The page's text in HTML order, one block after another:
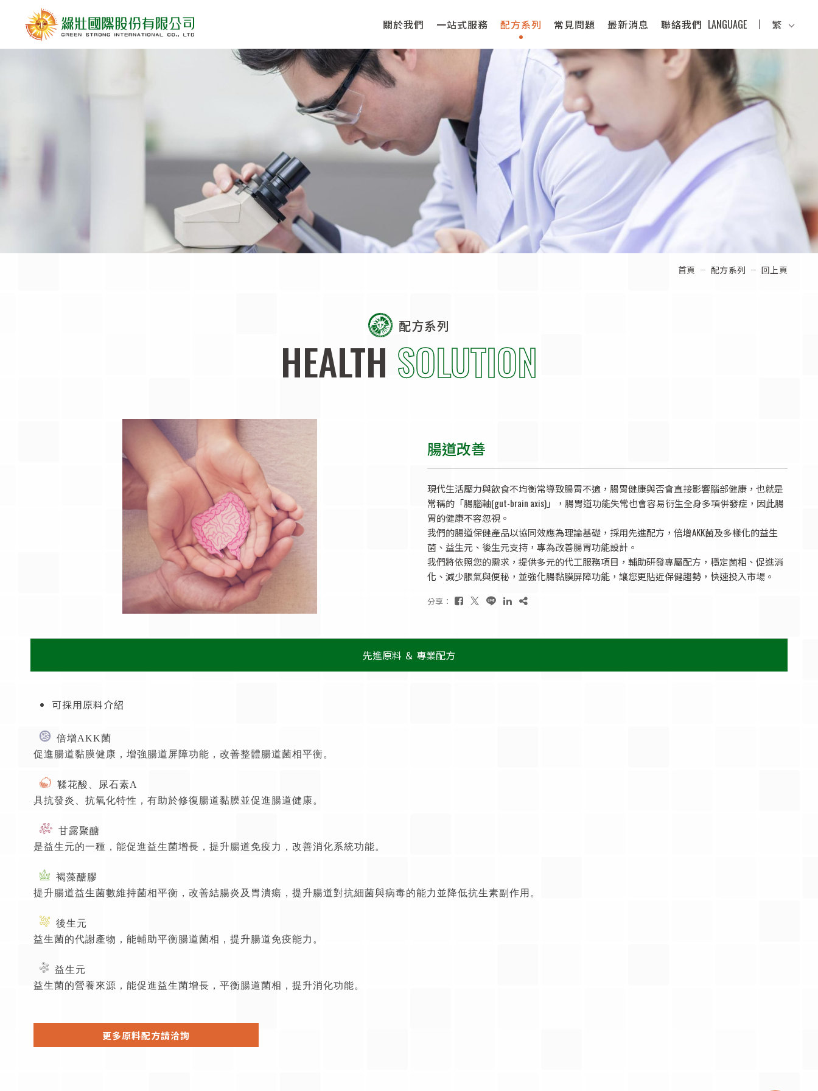
關於我們 一站式服務 配方系列 常見問題 最新消息 聯絡我們 LANGUAGE 繁
首頁 配方系列 回上頁
配方系列
HEALTH SOLUTION
腸道改善
現代生活壓力與飲食不均衡常導致腸胃不適，腸胃健康與否會直接影響腦部健康，也就是
常稱的「腸腦軸(gut-brain axis)」，腸胃道功能失常也會容易衍生全身多項併發症，因此腸
胃的健康不容忽視。
我們的腸道保健產品以協同效應為理論基礎，採用先進配方，倍增AKK菌及多樣化的益生
菌、益生元、後生元支持，專為改善腸胃功能設計。
我們將依照您的需求，提供多元的代工服務項目，輔助研發專屬配方，穩定菌相、促進消
化、減少脹氣與便秘，並強化腸黏膜屏障功能，讓您更貼近保健趨勢，快速投入市場。
分享：
先進原料 ＆ 專業配方
可採用原料介紹
倍增AKK菌
促進腸道黏膜健康，增強腸道屏障功能，改善整體腸道菌相平衡。
鞣花酸、尿石素A
具抗發炎、抗氧化特性，有助於修復腸道黏膜並促進腸道健康。
甘露聚醣
是益生元的一種，能促進益生菌增長，提升腸道免疫力，改善消化系統功能。
褐藻醣膠
提升腸道益生菌數維持菌相平衡，改善結腸炎及胃潰瘍，提升腸道對抗細菌與病毒的能力並降低抗生素副作用。
後生元
益生菌的代謝產物，能輔助平衡腸道菌相，提升腸道免疫能力。
益生元
益生菌的營養來源，能促進益生菌增長，平衡腸道菌相，提升消化功能。
更多原料配方請洽詢